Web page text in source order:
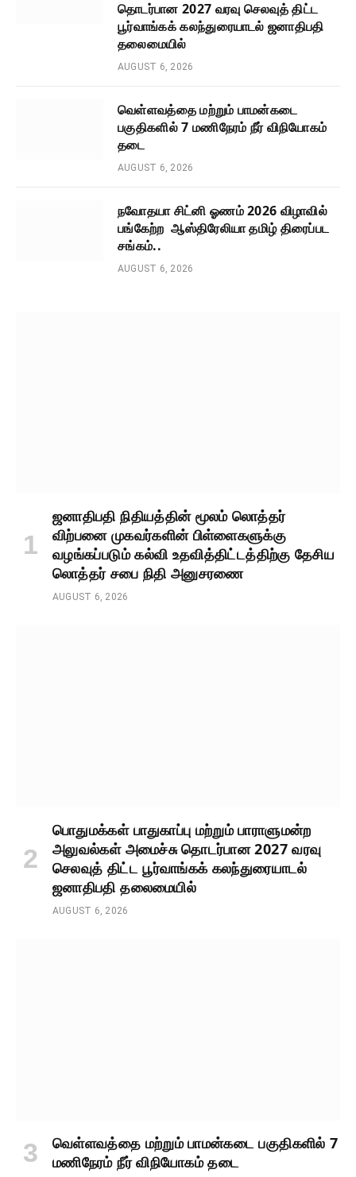
தொடர்பான 2027 வரவு செலவுத் திட்ட
பூர்வாங்கக் கலந்துரையாடல் ஜனாதிபதி
தலைமையில்
AUGUST 6, 2026
வெள்ளவத்தை மற்றும் பாமன்கடை
பகுதிகளில் 7 மணிநேரம் நீர் விநியோகம்
தடை
AUGUST 6, 2026
நவோதயா சிட்னி ஓணம் 2026 விழாவில்
பங்கேற்ற ஆஸ்திரேலியா தமிழ் திரைப்பட
சங்கம்..
AUGUST 6, 2026
ஜனாதிபதி நிதியத்தின் மூலம் லொத்தர்
விற்பனை முகவர்களின் பிள்ளைகளுக்கு
வழங்கப்படும் கல்வி உதவித்திட்டத்திற்கு தேசிய
லொத்தர் சபை நிதி அனுசரணை
AUGUST 6, 2026
பொதுமக்கள் பாதுகாப்பு மற்றும் பாராளுமன்ற
அலுவல்கள் அமைச்சு தொடர்பான 2027 வரவு
செலவுத் திட்ட பூர்வாங்கக் கலந்துரையாடல்
ஜனாதிபதி தலைமையில்
AUGUST 6, 2026
வெள்ளவத்தை மற்றும் பாமன்கடை பகுதிகளில் 7
மணிநேரம் நீர் விநியோகம் தடை